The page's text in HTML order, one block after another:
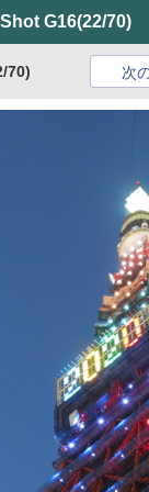
G16(22/70)
70) 次